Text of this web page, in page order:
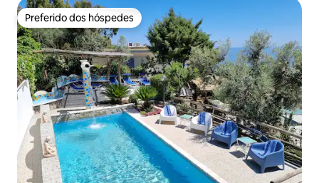
Preferido dos hóspedes
Preferido dos hóspedes